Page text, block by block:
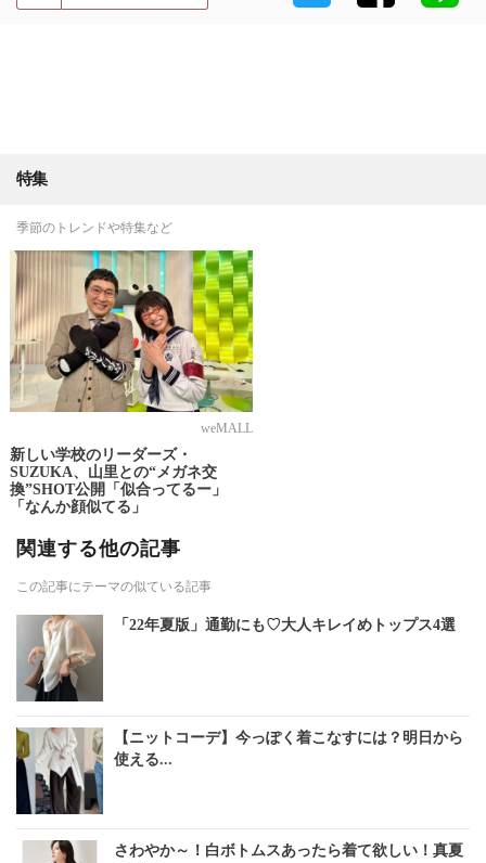
特集
季節のトレンドや特集など
weMALL
新しい学校のリーダーズ・
SUZUKA、山里との“メガネ交
換”SHOT公開「似合ってるー」
「なんか顔似てる」
関連する他の記事
この記事にテーマの似ている記事
「22年夏版」通勤にも♡大人キレイめトップス4選
【ニットコーデ】今っぽく着こなすには？明日から
使える...
さわやか～！白ボトムスあったら着て欲しい！真夏